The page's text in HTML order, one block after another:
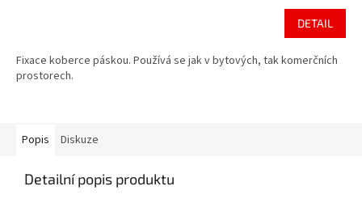
DETAIL
Fixace koberce páskou. Používá se jak v bytových, tak komerčních
prostorech.
Popis Diskuze
Detailní popis produktu